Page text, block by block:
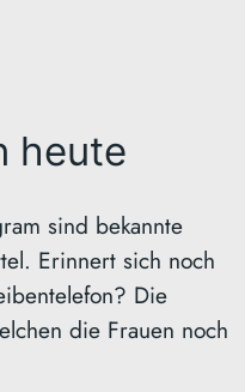
heute
sind bekannte
Erinnert sich noch
Die
die Frauen noch